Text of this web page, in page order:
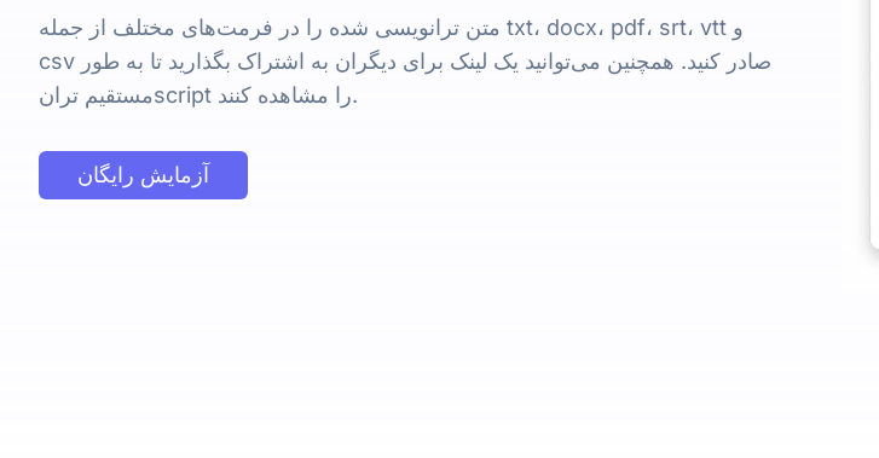
متن ترانویسی شده را در فرمت‌های مختلف از جمله txt، docx، pdf، srt، vtt و
csv صادر کنید. همچنین می‌توانید یک لینک برای دیگران به اشتراک بگذارید تا به طور
مستقیم ترانscript را مشاهده کنند.
آزمایش رایگان